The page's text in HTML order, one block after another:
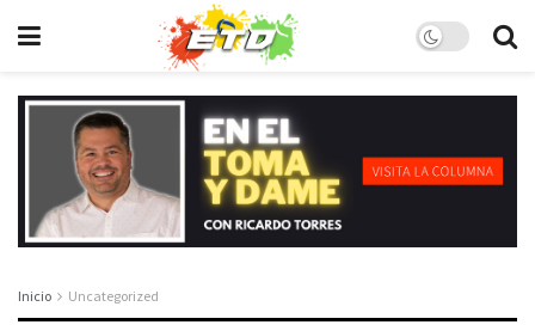
Inicio Uncategorized